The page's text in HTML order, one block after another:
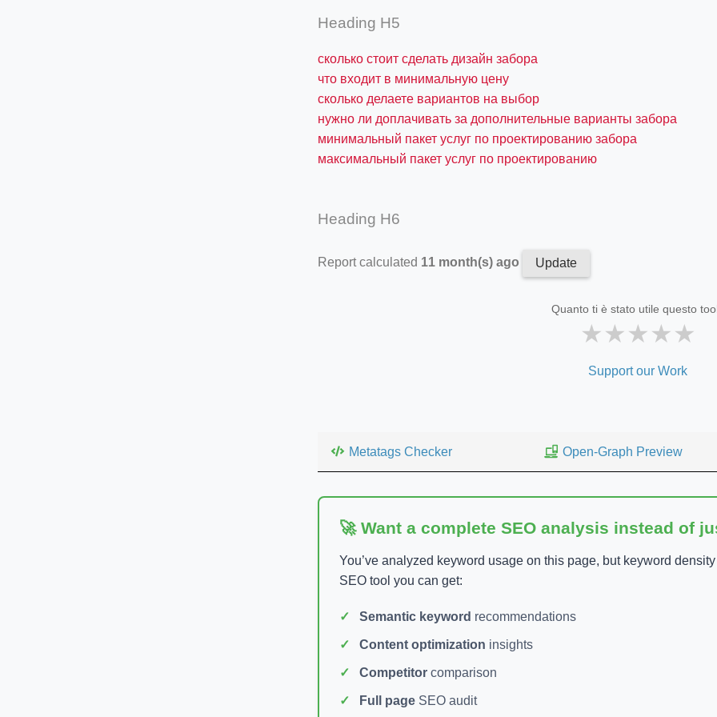
Heading H5
сколько стоит сделать дизайн забора
что входит в минимальную цену
сколько делаете вариантов на выбор
нужно ли доплачивать за дополнительные варианты забора
минимальный пакет услуг по проектированию забора
максимальный пакет услуг по проектированию
Heading H6
Report calculated 11 month(s) ago Update
Quanto ti è stato utile questo
★★★★★
Support our Work
Metatags Checker Open-Graph Preview
🚀 Want a complete SEO analysis instead of
You’ve analyzed keyword usage on this page, but keyword
SEO tool you can get:
Semantic keyword recommendations
Content optimization insights
Competitor comparison
Full page SEO audit